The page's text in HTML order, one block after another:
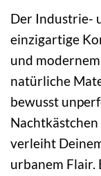
Der Industrie-
einzigartige
und
natürliche
bewusst
Nachtkästchen
verleiht
urbanem Flair.